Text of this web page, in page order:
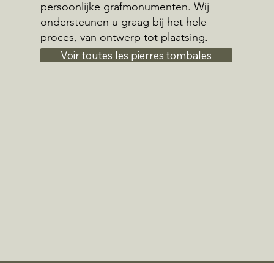
persoonlijke grafmonumenten. Wij
ondersteunen u graag bij het hele
proces, van ontwerp tot plaatsing.
Voir toutes les pierres tombales